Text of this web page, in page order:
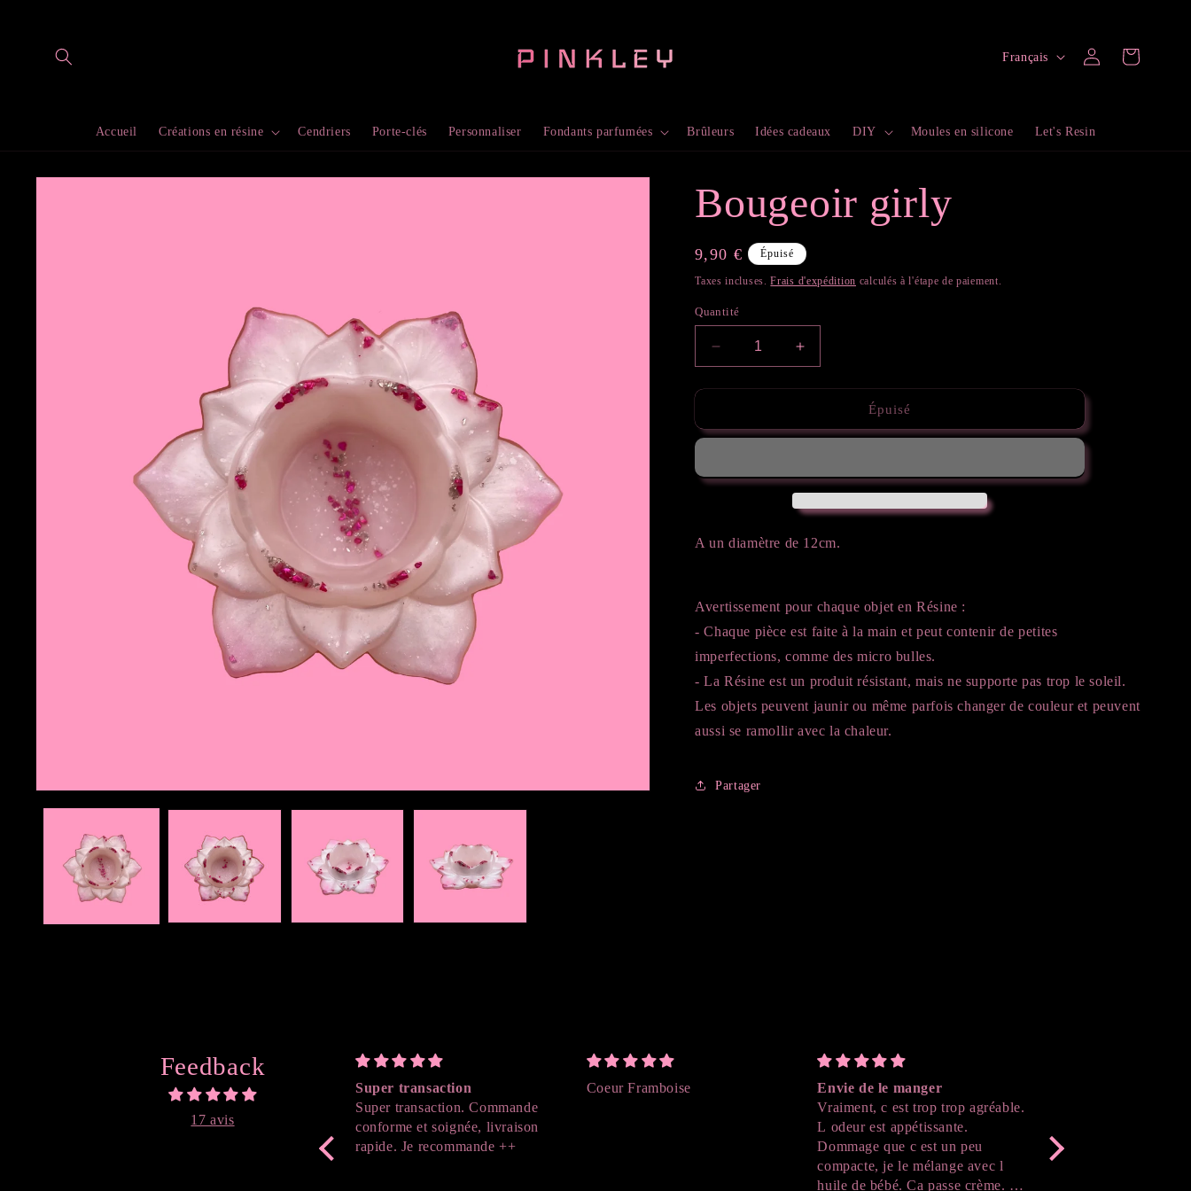
contenu
Accueil Créations en résine Cendriers Porte-clés Personnaliser Fondants parfumées Brûleurs Idées cadeaux DIY Moules en silicone Let's Resin
L
Français Connexion Panier
Passer aux
le
fenêtre
Bougeoir girly
Prix
habituel
9,90 € Épuisé
Taxes incluses.Frais d'expédition calculés à l'étape de paiement.
Quantité
Réduire
la
quantité
Bougeoir
Augmenter
la
quantité
Bougeoir
Épuisé
A un diamètre de 12cm.
Avertissement pour chaque objet en Résine :
- Chaque pièce est faite à la main et peut contenir de petites
imperfections, comme des micro bulles.
- La Résine est un produit résistant, mais ne supporte pas trop le soleil.
Les objets peuvent jaunir ou même parfois changer de couleur et peuvent
aussi se ramollir avec la chaleur.
Partager
Feedback
17 avis
Super transaction
Super transaction. Commande
conforme et soignée, livraison
rapide. Je recommande ++
Coeur Framboise
Envie de le manger
Vraiment, c est trop trop agréable.
L odeur est appétissante.
Dommage que c est un peu
compacte, je le mélange avec l
huile de bébé. Ca passe crème. Je
après démoulage ,
Merci beaucoup !